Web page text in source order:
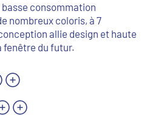
consommation
nombreux coloris, à 7
allie design et haute
fenêtre du futur.